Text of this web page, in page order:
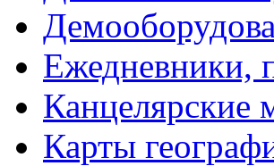
Ежедневники,
Канцелярские
Карты